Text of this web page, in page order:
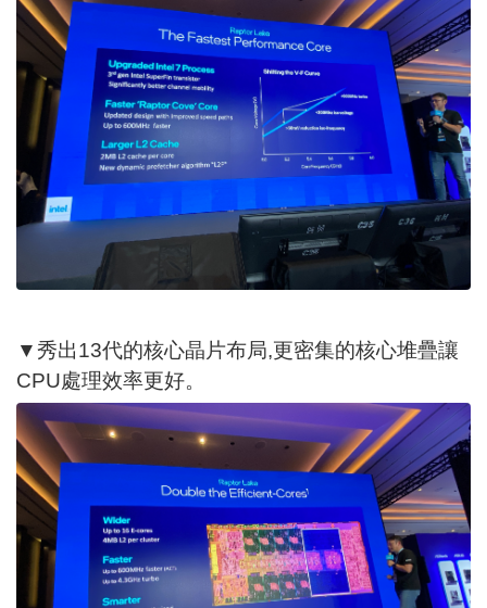
▼秀出13代的核心晶片布局,更密集的核心堆疊讓
CPU處理效率更好。